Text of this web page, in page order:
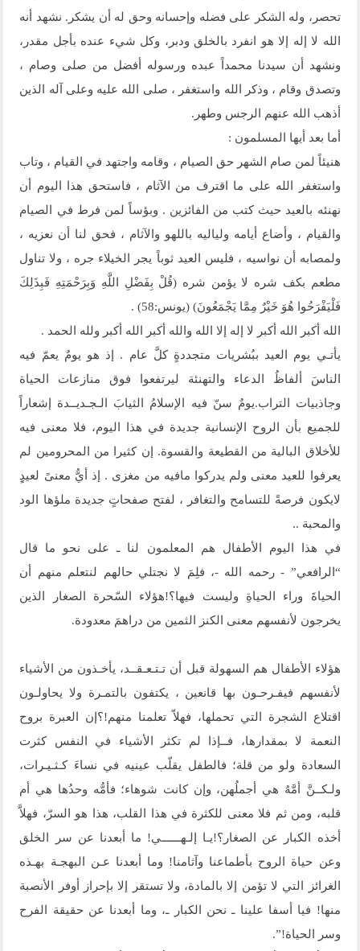
تحصر، وله الشكر على فضله وإحسانه وحق له أن يشكر. نشهد أنه
الله لا إله إلا هو انفرد بالخلق ودبر، وكل شيء عنده بأجل مقدر،
ونشهد أن سيدنا محمداً عبده ورسوله أفضل من صلى وصام ،
وتصدق وقام ، وذكر الله واستغفر ، صلى الله عليه وعلى آله الذين
أذهب الله عنهم الرجس وطهر.
أما بعد أيها المسلمون :
هنيئاً لمن صام الشهر حق الصيام ، وقامه واجتهد في القيام ، وتاب
واستغفر الله على ما اقترف من الآثام ، فاستحق هذا اليوم أن
نهنئه بالعيد حيث كتب من الفائزين . وبؤساً لمن فرط في الصيام
والقيام ، وأضاع أيامه ولياليه باللهو والآثام ، فحق لنا أن نعزيه ،
ولمصابه أن نواسيه ، فليس العيد ثوباً يجر الخيلاء جره ، ولا تناول
مطعم بكف شره لا يؤمن شره (قُلْ بِفَضْلِ اللَّهِ وَبِرَحْمَتِهِ فَبِذَلِكَ
فَلْيَفْرَحُوا هُوَ خَيْرٌ مِمَّا يَجْمَعُونَ) (يونس:58) .
الله أكبر الله أكبر لا إله إلا الله والله أكبر الله أكبر ولله الحمد .
يأتـي يوم العيد ببُشريات متجددةٍ كلَّ عام . إذ هو يومٌ يعمّ فيه
الناسَ ألفاظُ الدعاء والتهنئة ليرتفعوا فوق منازعات الحياة
وجاذبيات التراب.يومٌ سنّ فيه الإسلامُ الثيابَ الـجـديــدة إشعاراً
للجميع بأن الروح الإنسانية جديدة في هذا اليوم، فلا معنى فيه
للأخلاق البالية من القطيعة والقسوة. إن كثيرا من المحرومين لم
يعرفوا للعيد معنى ولم يدركوا مافيه من مغزى . إذ أيُّ معنىً لعيدٍِ
لايكون فرصةً للتسامح والتغافر ، لفتح صفحاتٍ جديدة ملؤها الود
والمحبة ..
في هذا اليوم الأطفال هم المعلمون لنا ـ على نحو ما قال
“الرافعي” - رحمه الله -، فلِمَ لا نجتلي حالهم لنتعلم منهم أن
الحياةَ وراء الحياةِ وليست فيها؟!هؤلاء السّحرة الصغار الذين
يخرجون لأنفسهم معنى الكنز الثمين من دراهمَ معدودة.
هؤلاء الأطفال هم السهولة قبل أن تـتـعـقــد، يأخـذون من الأشياء
لأنفسهم فيفـرحـون بها قانعين ، يكتفون بالتمـرة ولا يحاولـون
اقتلاع الشجرة التي تحملها، فهلاّ تعلمنا منهم!؟إن العبرة بروح
النعمة لا بمقدارها، فــإذا لم تكثر الأشياء في النفس كثرت
السعادة ولو من قلة؛ فالطفل يقلّب عينيه في نساءَ كـثـيـرات،
ولـكــنَّ أمَّهُ هي أجملُهن، وإن كانت شوهاء؛ فأمُّه وحدُها هي أم
قلبه، ومن ثم فلا معنى للكثرة في هذا القلب، هذا هو السرّ، فهلاَّ
أخذه الكبار عن الصغار؟!يـا إلـهــــــي! ما أبعدنا عن سر الخلق
وعن حياة الروح بأطماعنا وآثامنا! وما أبعدنا عـن البهجـة بهـذه
الغرائز التي لا تؤمن إلا بالمادة، ولا تستقر إلا بإحراز أوفر الأنصبة
منها! فيا أسفا علينا ـ نحن الكبار ـ، وما أبعدنا عن حقيقة الفرح
وسر الحياة!”.